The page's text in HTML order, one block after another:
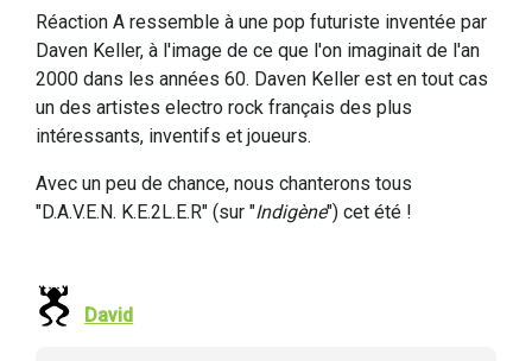
Réaction A ressemble à une pop futuriste inventée par
Daven Keller, à l'image de ce que l'on imaginait de l'an
2000 dans les années 60. Daven Keller est en tout cas
un des artistes electro rock français des plus
intéressants, inventifs et joueurs.
Avec un peu de chance, nous chanterons tous
"D.A.V.E.N. K.E.2L.E.R" (sur "Indigène") cet été !
David